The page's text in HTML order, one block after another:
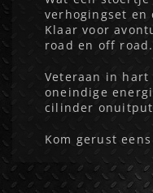
verhogingset
Klaar voor
road en off road.
Veteraan in
oneindige
cilinder
Kom gerust